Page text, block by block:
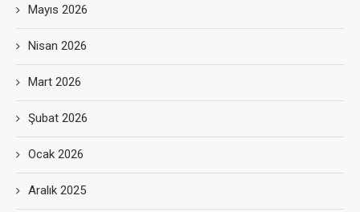
Mayıs 2026
Nisan 2026
Mart 2026
Şubat 2026
Ocak 2026
Aralık 2025